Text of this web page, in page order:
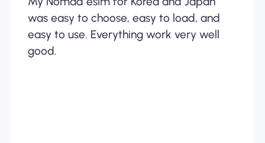
was easy to choose, easy to load, and
easy to use. Everything work very well
good.